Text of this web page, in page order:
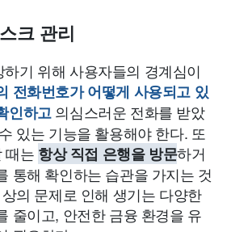
크 관리
기 위해 사용자들의 경계심이
전화번호가 어떻게 사용되고 있
인하고의심스러운 전화를 받았
있는 기능을 활용해야 한다. 또
때는 항상 직접 은행을 방문하거
통해 확인하는 습관을 가지는 것
의 문제로 인해 생기는 다양한
줄이고, 안전한 금융 환경을 유